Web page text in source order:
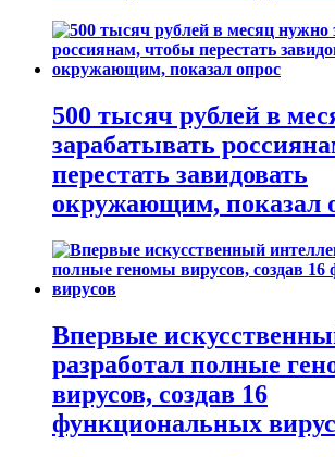
500 тысяч рублей в
зарабатывать
перестать завидовать
окружающим, показал
Впервые
разработал полные
вирусов, создав 16
функциональных